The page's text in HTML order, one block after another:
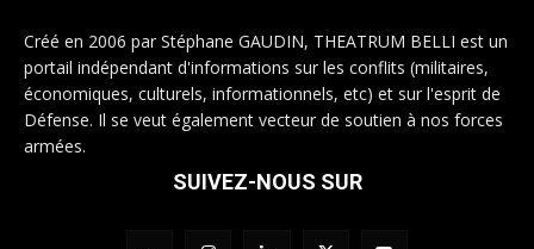
Créé en 2006 par Stéphane GAUDIN, THEATRUM BELLI est un
portail indépendant d'informations sur les conflits (militaires,
économiques, culturels, informationnels, etc) et sur l'esprit de
Défense. Il se veut également vecteur de soutien à nos forces
armées.
SUIVEZ-NOUS SUR